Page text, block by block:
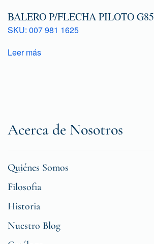
BALERO P/FLECHA PILOTO G85
SKU: 007 981 1625
Leer más
Acerca de Nosotros
Quiénes Somos
Filosofia
Historia
Nuestro Blog